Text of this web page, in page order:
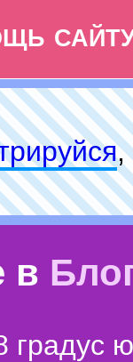
,
в
градус